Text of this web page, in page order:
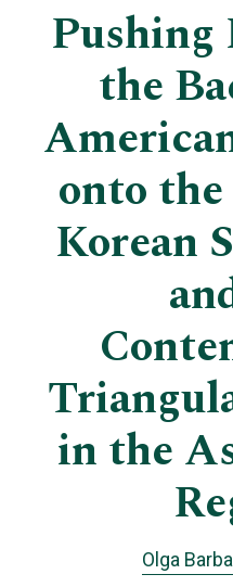
the
onto the
Korean
in the
Olga